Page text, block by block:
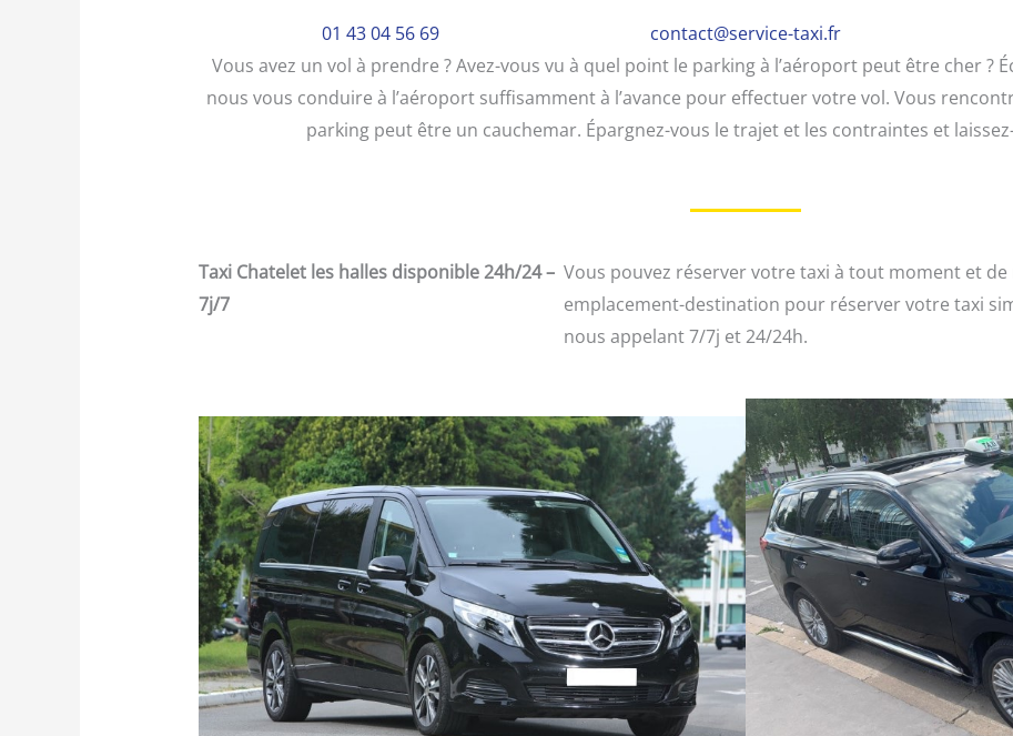
01 43 04 56 69 contact@service-taxi.fr
Vous avez un vol à prendre ? Avez-vous vu à quel point le parking à l’aéroport peut être cher ?
nous vous conduire à l’aéroport suffisamment à l’avance pour effectuer votre vol. Vous
parking peut être un cauchemar. Épargnez-vous le trajet et les contraintes et
Taxi Chatelet les halles disponible 24h/24 –
7j/7
Vous pouvez réserver votre taxi à tout moment et de
emplacement-destination pour réserver votre taxi
nous appelant 7/7j et 24/24h.